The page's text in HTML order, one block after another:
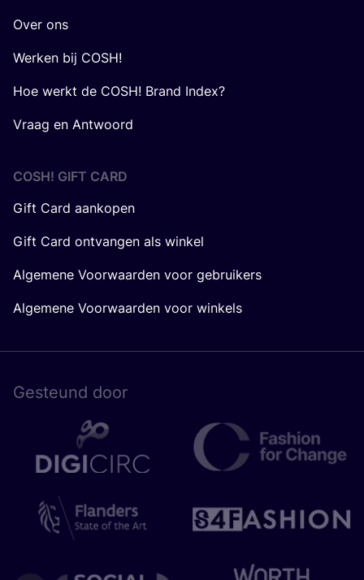
Over ons
Werken bij COSH!
Hoe werkt de COSH! Brand Index?
Vraag en Antwoord
COSH! GIFT CARD
Gift Card aankopen
Gift Card ontvangen als winkel
Algemene Voorwaarden voor gebruikers
Algemene Voorwaarden voor winkels
Gesteund door